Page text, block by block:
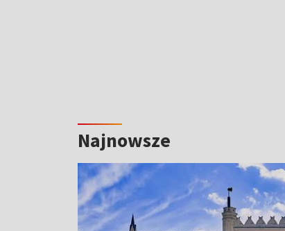
Najnowsze